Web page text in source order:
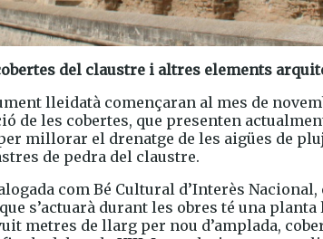
del claustre i altres elements
lleidatà començaran al mes de
de les cobertes, que presenten
millorar el drenatge de les aigües de
de pedra del claustre.
com Bé Cultural d’Interès
s’actuarà durant les obres té una
metres de llarg per nou d’amplada,